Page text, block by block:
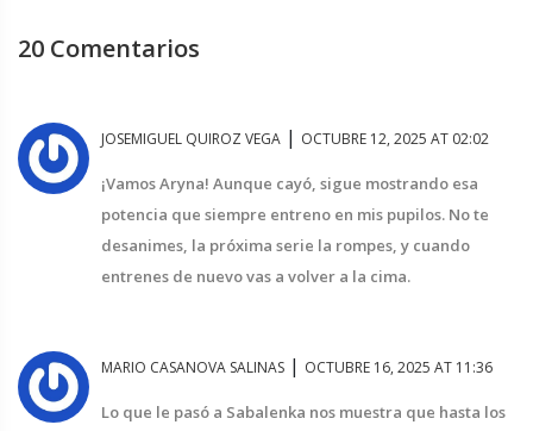
20 Comentarios
JOSEMIGUEL QUIROZ VEGA | OCTUBRE 12, 2025 AT 02:02
¡Vamos Aryna! Aunque cayó, sigue mostrando esa
potencia que siempre entreno en mis pupilos. No te
desanimes, la próxima serie la rompes, y cuando
entrenes de nuevo vas a volver a la cima.
MARIO CASANOVA SALINAS | OCTUBRE 16, 2025 AT 11:36
Lo que le pasó a Sabalenka nos muestra que hasta los